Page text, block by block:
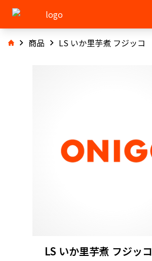
商品 LS いか里芋煮 フジッコ
LS いか里芋煮 フジッコ